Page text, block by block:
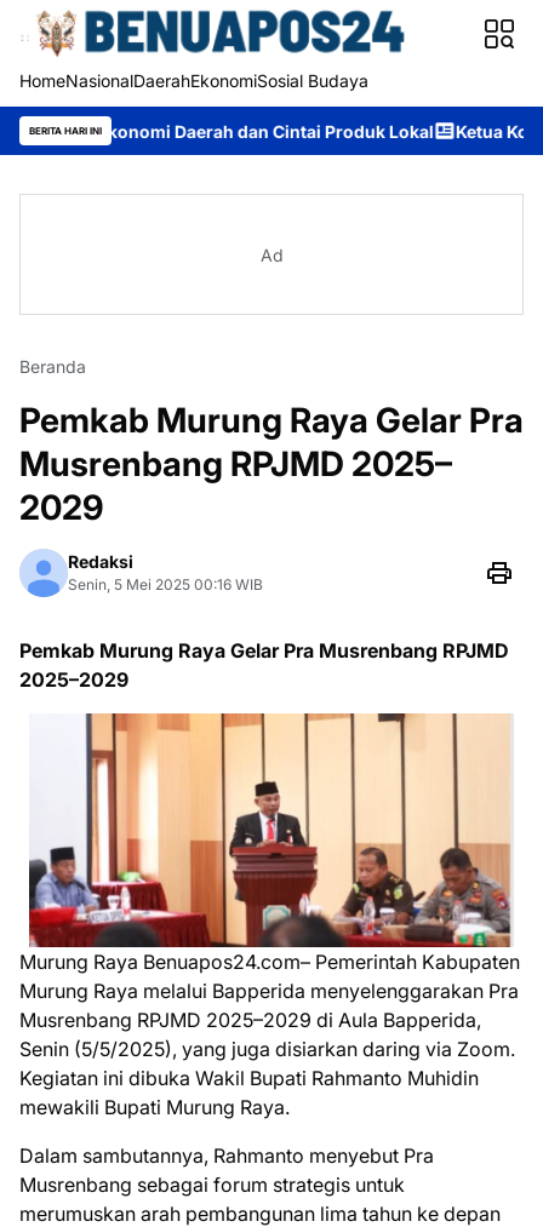
HomeNasionalDaerahEkonomiSosial Budaya
BERITA HARI INIDaerah dan Cintai Produk Lokal Ketua Komisi II
Ad
Beranda
Pemkab Murung Raya Gelar Pra
Musrenbang RPJMD 2025–
2029
Redaksi
Senin, 5 Mei 2025 00:16 WIB
Pemkab Murung Raya Gelar Pra Musrenbang RPJMD
2025–2029
Murung Raya Benuapos24.com– Pemerintah Kabupaten
Murung Raya melalui Bapperida menyelenggarakan Pra
Musrenbang RPJMD 2025–2029 di Aula Bapperida,
Senin (5/5/2025), yang juga disiarkan daring via Zoom.
Kegiatan ini dibuka Wakil Bupati Rahmanto Muhidin
mewakili Bupati Murung Raya.
Dalam sambutannya, Rahmanto menyebut Pra
Musrenbang sebagai forum strategis untuk
merumuskan arah pembangunan lima tahun ke depan